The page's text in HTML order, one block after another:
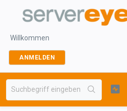
Willkommen
ANMELDEN